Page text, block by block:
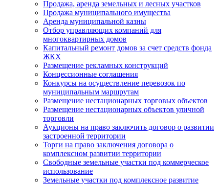
Продажа, аренда земельных и лесных участков
Продажа муниципального имущества
Аренда муниципальной казны
Отбор управляющих компаний для
многоквартирных домов
Капитальный ремонт домов за счет средств фонда
ЖКХ
Размещение рекламных конструкций
Концессионные соглашения
Конкурсы на осуществление перевозок по
муниципальным маршрутам
Размещение нестационарных торговых объектов
Размещение нестационарных объектов уличной
торговли
Аукционы на право заключить договор о развитии
застроенной территории
Торги на право заключения договора о
комплексном развитии территории
Свободные земельные участки под коммерческое
использование
Земельные участки под комплексное развитие